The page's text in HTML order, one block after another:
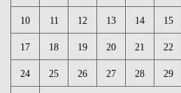
10 11 12 13 14 15
17 18 19 20 21 22
24 25 26 27 28 29